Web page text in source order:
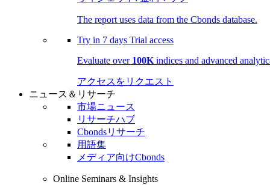
The report uses data from the Cbonds database.
Try in 7 days Trial access
Evaluate over 100K indices and advanced
アクセスをリクエスト
ニュース＆リサーチ
市場ニュース
リサーチハブ
Cbondsリサーチ
用語集
メディア向けCbonds
Online Seminars & Insights